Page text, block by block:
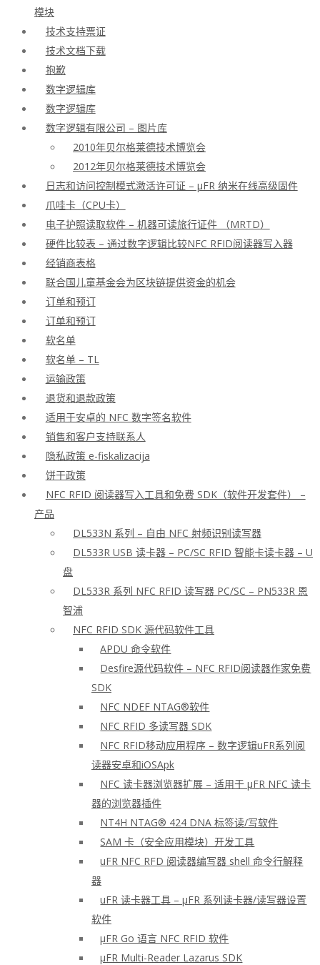
模块
技术支持票证
技术文档下载
抱歉
数字逻辑库
数字逻辑库
数字逻辑有限公司 – 图片库
2010年贝尔格莱德技术博览会
2012年贝尔格莱德技术博览会
日志和访问控制模式激活许可证 – μFR 纳米在线高级固件
爪哇卡（CPU卡）
电子护照读取软件 – 机器可读旅行证件 （MRTD）
硬件比较表 – 通过数字逻辑比较NFC RFID阅读器写入器
经销商表格
联合国儿童基金会为区块链提供资金的机会
订单和预订
订单和预订
软名单
软名单 – TL
运输政策
退货和退款政策
适用于安卓的 NFC 数字签名软件
销售和客户支持联系人
隐私政策 e-fiskalizacija
饼干政策
NFC RFID 阅读器写入工具和免费 SDK（软件开发套件） –
产品
DL533N 系列 – 自由 NFC 射频识别读写器
DL533R USB 读卡器 – PC/SC RFID 智能卡读卡器 – U
盘
DL533R 系列 NFC RFID 读写器 PC/SC – PN533R 恩
智浦
NFC RFID SDK 源代码软件工具
APDU 命令软件
Desfire源代码软件 – NFC RFID阅读器作家免费
SDK
NFC NDEF NTAG®软件
NFC RFID 多读写器 SDK
NFC RFID移动应用程序 – 数字逻辑uFR系列阅
读器安卓和iOSApk
NFC 读卡器浏览器扩展 – 适用于 μFR NFC 读卡
器的浏览器插件
NT4H NTAG® 424 DNA 标签读/写软件
SAM 卡（安全应用模块）开发工具
uFR NFC RFD 阅读器编写器 shell 命令行解释
器
uFR 读卡器工具 – μFR 系列读卡器/读写器设置
软件
μFR Go 语言 NFC RFID 软件
μFR Multi-Reader Lazarus SDK